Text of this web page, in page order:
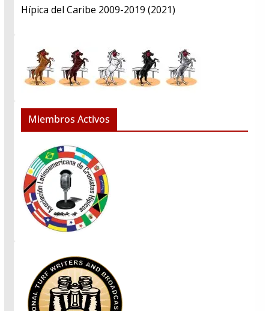
Hípica del Caribe 2009-2019 (2021)
Miembros Activos